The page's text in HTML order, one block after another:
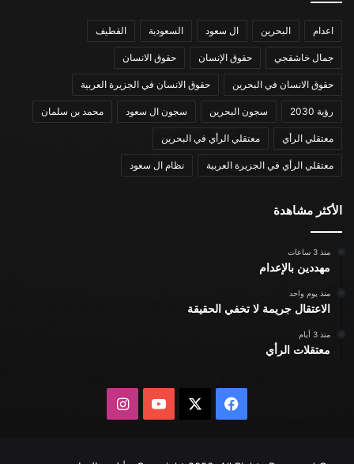
اعدام البحرين ال سعود السعودية القطيف
جمال خاشقجي حقوق الإنسان حقوق الانسان
حقوق الانسان في البحرين حقوق الانسان في الجزيرة العربية
رؤية 2030 سجون البحرين سجون ال سعود محمد بن سلمان
معتقلي الرأي معتقلي الرأي في البحرين
معتقلي الرأي في الجزيرة العربية نظام ال سعود
الأكثر مشاهدة
منذ 3 ساعات
مهددين بالإعدام
منذ يوم واحد
الاعتقال جريمة لا تخفي الحقيقة
منذ 3 أيام
معتقلات الرأي
فيسبوك يوتيوبانستقرام